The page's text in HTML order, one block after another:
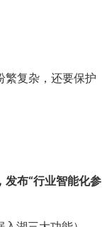
繁复杂，还要保护
发布“行业智能化参